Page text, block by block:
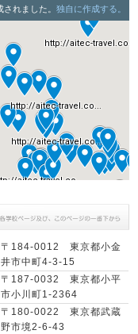
〒184-0012 東京都小金
井市中町4-3-15
〒187-0032 東京都小平
市小川町1-2364
〒180-0022 東京都武蔵
野市境2-6-43